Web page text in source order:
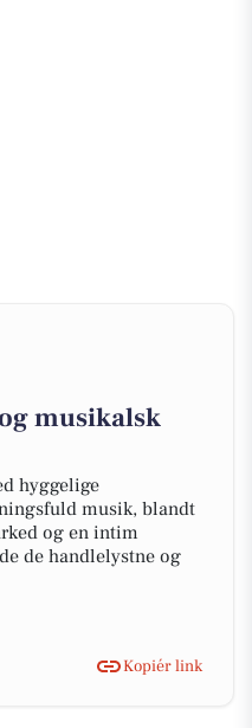
musikalsk
hyggelige
musik, blandt
og en intim
de handlelystne og
Kopiér link